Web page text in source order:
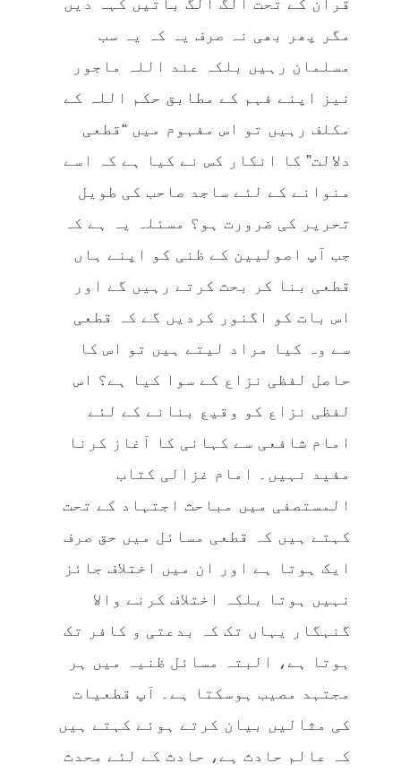
قرآن کے تحت الگ الگ باتیں کہہ دیں
مگر پھر بھی نہ صرف یہ کہ یہ سب
مسلمان رہیں بلکہ عند اللہ ماجور
نیز اپنے فہم کے مطابق حکم اللہ کے
مکلف رہیں تو اس مفہوم میں “قطعی
دلالت” کا انکار کس نے کیا ہے کہ اسے
منوانے کے لئے ساجد صاحب کی طویل
تحریر کی ضرورت ہو؟ مسئلہ یہ ہے کہ
جب آپ اصولیین کے ظنی کو اپنے ہاں
قطعی بنا کر بحث کرتے رہیں گے اور
اس بات کو اگنور کردیں گے کہ قطعی
سے وہ کیا مراد لیتے ہیں تو اس کا
حاصل لفظی نزاع کے سوا کیا ہے؟ اس
لفظی نزاع کو وقیع بنانے کے لئے
امام شافعی سے کہانی کا آغاز کرنا
مفید نہیں۔ امام غزالی کتاب
المستصفی میں مباحث اجتہاد کے تحت
کہتے ہیں کہ قطعی مسائل میں حق صرف
ایک ہوتا ہے اور ان میں اختلاف جائز
نہیں ہوتا بلکہ اختلاف کرنے والا
گنہگار یہاں تک کہ بدعتی و کافر تک
ہوتا ہے، البتہ مسائل ظنیہ میں ہر
مجتہد مصیب ہوسکتا ہے۔ آپ قطعیات
کی مثالیں بیان کرتے ہوئے کہتے ہیں
کہ عالم حادث ہے، حادث کے لئے محدث